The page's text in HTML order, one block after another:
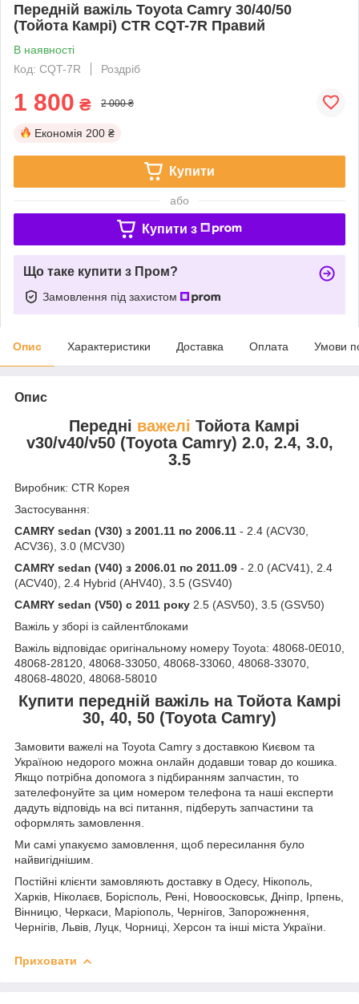
Передній важіль Toyota Camry 30/40/50
(Тойота Камрі) CTR CQT-7R Правий
В наявності
Код: CQT-7R
Роздріб
1 800 ₴ 2 000 ₴
Економія 200 ₴
Купити
або
Купити з
Що таке купити з Пром?
Замовлення під захистом
Опис Характеристики Доставка Оплата Умови
Опис
Передні важелі Тойота Камрі
v30/v40/v50 (Toyota Camry) 2.0, 2.4, 3.0,
3.5
Виробник: CTR Корея
Застосування:
CAMRY sedan (V30) з 2001.11 по 2006.11 - 2.4 (ACV30,
ACV36), 3.0 (MCV30)
CAMRY sedan (V40) з 2006.01 по 2011.09 - 2.0 (ACV41), 2.4
(ACV40), 2.4 Hybrid (AHV40), 3.5 (GSV40)
CAMRY sedan (V50) с 2011 року 2.5 (ASV50), 3.5 (GSV50)
Важіль у зборі із сайлентблоками
Важіль відповідає оригінальному номеру Toyota: 48068-0E010,
48068-28120, 48068-33050, 48068-33060, 48068-33070,
48068-48020, 48068-58010
Купити передній важіль на Тойота Камрі
30, 40, 50 (Toyota Camry)
Замовити важелі на Toyota Camry з доставкою Києвом та
Україною недорого можна онлайн додавши товар до кошика.
Якщо потрібна допомога з підбиранням запчастин, то
зателефонуйте за цим номером телефона та наші експерти
дадуть відповідь на всі питання, підберуть запчастини та
оформлять замовлення.
Ми самі упакуємо замовлення, щоб пересилання було
найвигіднішим.
Постійні клієнти замовляють доставку в Одесу, Нікополь,
Харків, Ніколаєв, Борісполь, Рені, Новоосковськ, Дніпр, Ірпень,
Вінницю, Черкаси, Маріополь, Чернігов, Запорожнення,
Чернігів, Львів, Луцк, Чорниці, Херсон та інші міста України.
Приховати